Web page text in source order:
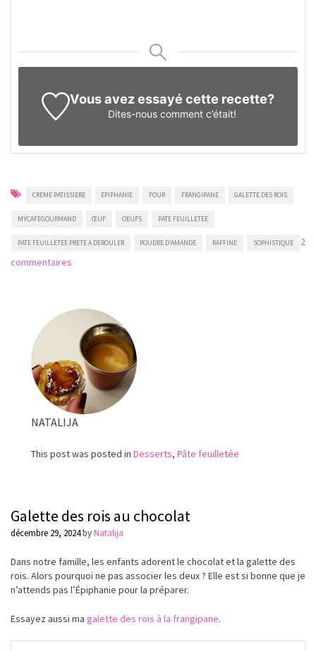
Vous avez essayé cette recette?
Dites-nous comment c’était!
CREME PATISSIERE EPIPHANIE FOUR FRANGIPANE GALETTE DES ROIS
MYCAFEGOURMAND ŒUF OEUFS PATE FEUILLETEE
PATE FEUILLETEE PRETE A DEROULER POUDRE D'AMANDE RAFFINE SOPHISTIQUE
2
commentaires
frangipane
NATALIJA
This post was posted in Desserts, Pâte feuilletée
Galette des rois au chocolat
décembre 29, 2024byNatalija
Dans notre famille, les enfants adorent le chocolat et la galette des
rois. Alors pourquoi ne pas associer les deux ? Elle est si bonne que je
n’attends pas l’Épiphanie pour la préparer.
Essayez aussi ma galette des rois à la frangipane.